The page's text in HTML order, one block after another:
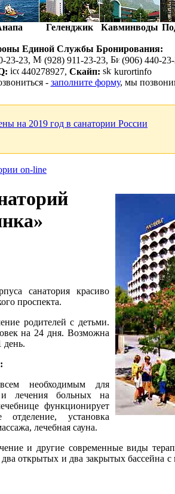
Геленджик Кавминводы
Единой Службы Бронирования:
23-23,
(928) 911-23-23,
(906) 440-
440278927, Скайп:
kurortinfo
- заполните форму, мы
на 2019 год в санатории России
санатория красиво
проспекта.
родителей с детьми.
на 24 дня. Возможна
день.
необходимым для
и лечения больных на
функционирует
установка
лечебная сауна.
и другие современные виды
открытых и два закрытых бассейна с